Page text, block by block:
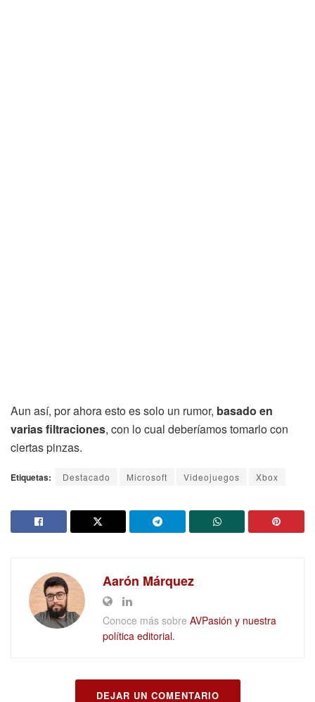
Aun así, por ahora esto es solo un rumor, basado en
varias filtraciones, con lo cual deberíamos tomarlo con
ciertas pinzas.
Etiquetas: Destacado Microsoft Videojuegos Xbox
Aarón Márquez
Conoce más sobre AVPasión y nuestra
política editorial.
DEJAR UN COMENTARIO